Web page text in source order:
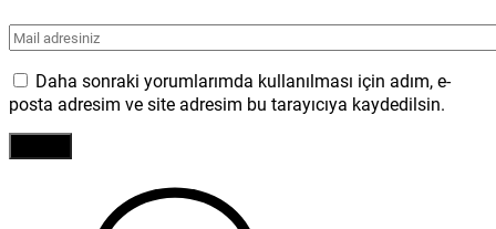
Daha sonraki yorumlarımda kullanılması için adım, e-
posta adresim ve site adresim bu tarayıcıya kaydedilsin.